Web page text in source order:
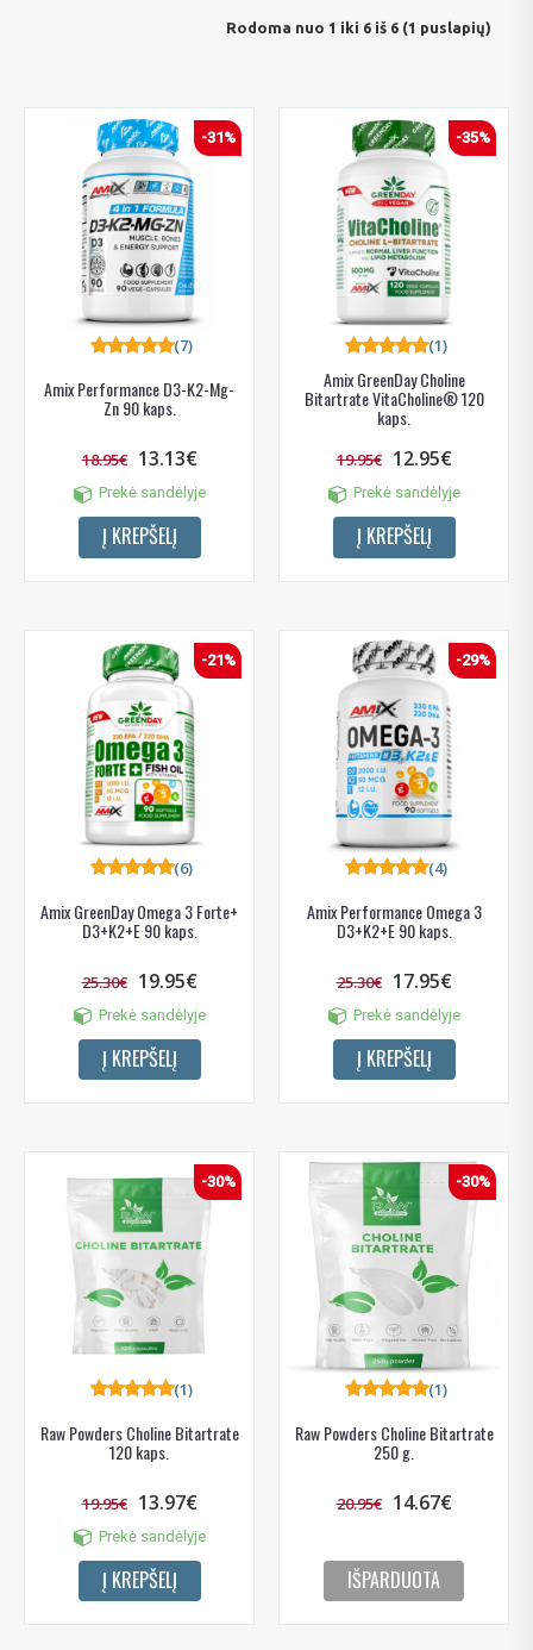
Rodoma nuo 1 iki 6 iš 6 (1 puslapių)
-31%
Amix Performance D3-K2-Mg-
Zn 90 kaps.
(7)
18.95€ 13.13€
Prekė sandėlyje
Į KREPŠELĮ
-35%
Amix GreenDay Choline
Bitartrate VitaCholine® 120
kaps.
(1)
19.95€ 12.95€
Prekė sandėlyje
Į KREPŠELĮ
-21%
Amix GreenDay Omega 3 Forte+
D3+K2+E 90 kaps.
(6)
25.30€ 19.95€
Prekė sandėlyje
Į KREPŠELĮ
-29%
Amix Performance Omega 3
D3+K2+E 90 kaps.
(4)
25.30€ 17.95€
Prekė sandėlyje
Į KREPŠELĮ
-30%
Raw Powders Choline Bitartrate
120 kaps.
(1)
19.95€ 13.97€
Prekė sandėlyje
Į KREPŠELĮ
-30%
Raw Powders Choline Bitartrate
250 g.
(1)
20.95€ 14.67€
IŠPARDUOTA